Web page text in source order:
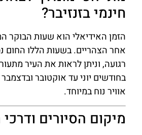
חינמי בזנזיבר?
הזמן האידיאלי הוא שעות הבוקר
אחר הצהריים. בשעות הללו החום
רגועה, וניתן לראות את העיר
בחודשים יוני עד אוקטובר
אוויר נוח במיוחד.
מיקום הסיורים